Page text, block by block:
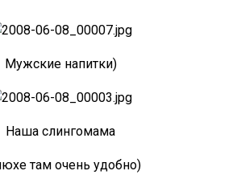
Мужские напитки)
Наша слингомама
там очень удобно)